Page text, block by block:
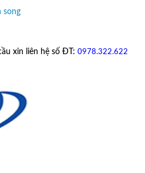
song
xin liên hệ số ĐT: 0978.322.622